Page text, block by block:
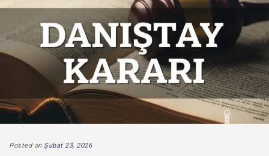
Posted on Şubat 23, 2026